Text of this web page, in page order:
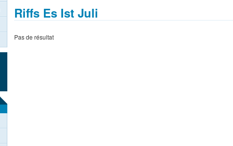
Riffs Es Ist Juli
Pas de résultat